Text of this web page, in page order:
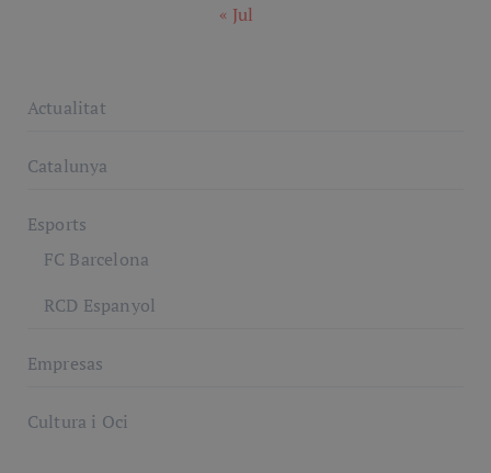
« Jul
Actualitat
Catalunya
Esports
FC Barcelona
RCD Espanyol
Empresas
Cultura i Oci